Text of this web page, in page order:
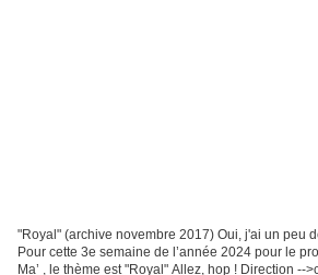
"Royal" (archive novembre 2017) Oui, j'ai un peu
Pour cette 3e semaine de l’année 2024 pour le
Ma’ , le thème est "Royal" Allez, hop ! Direction --